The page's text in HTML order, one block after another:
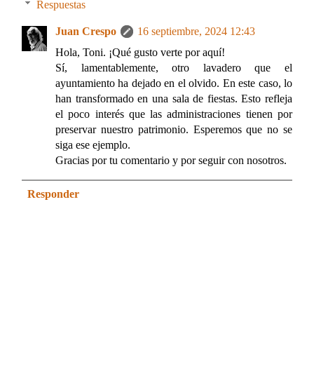
Respuestas
Juan Crespo
16 septiembre, 2024 12:43
Hola, Toni. ¡Qué gusto verte por aquí!
Sí, lamentablemente, otro lavadero que el
ayuntamiento ha dejado en el olvido. En este caso, lo
han transformado en una sala de fiestas. Esto refleja
el poco interés que las administraciones tienen por
preservar nuestro patrimonio. Esperemos que no se
siga ese ejemplo.
Gracias por tu comentario y por seguir con nosotros.
Responder